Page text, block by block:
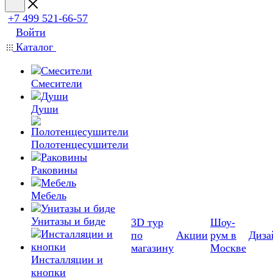
+7 499 521-66-57
Войти
Каталог
Смесители
Души
Полотенцесушители
Раковины
Мебель
Унитазы и биде
Инсталляции и
кнопки
3D тур
по
магазину
Акции
Шоу-
рум в
Москве